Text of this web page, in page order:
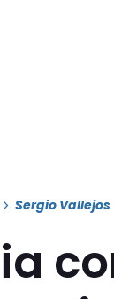
Sergio Vallejos